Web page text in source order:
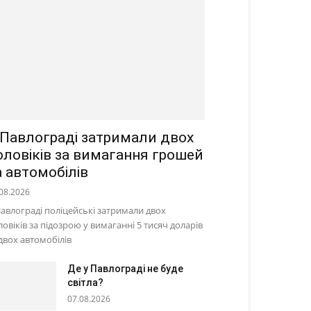
затримали двох
за вимагання грошей
автомобілів
поліцейські затримали двох
за підозрою у вимаганні 5 тисяч доларів
автомобілів
Де у Павлограді не буде
світла?
07.08.2026